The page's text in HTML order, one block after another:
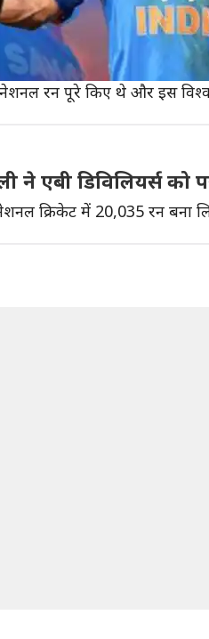
वाले खिलाड़ी बने
शानदार पारी खेली और इसी
रन पूरे किए और सचिन
रन पूरे किए थे और इस
एबी डिविलियर्स को
क्रिकेट में 20,035 रन बना